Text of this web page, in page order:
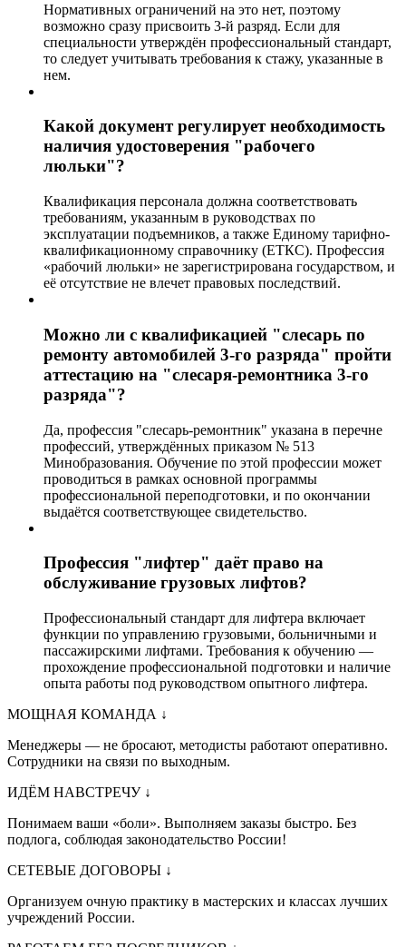
Нормативных ограничений на это нет, поэтому
возможно сразу присвоить 3-й разряд. Если для
специальности утверждён профессиональный стандарт,
то следует учитывать требования к стажу, указанные в
нем.
Какой документ регулирует необходимость
наличия удостоверения "рабочего
люльки"?
Квалификация персонала должна соответствовать
требованиям, указанным в руководствах по
эксплуатации подъемников, а также Единому тарифно-
квалификационному справочнику (ЕТКС). Профессия
«рабочий люльки» не зарегистрирована государством, и
её отсутствие не влечет правовых последствий.
Можно ли с квалификацией "слесарь по
ремонту автомобилей 3-го разряда" пройти
аттестацию на "слесаря-ремонтника 3-го
разряда"?
Да, профессия "слесарь-ремонтник" указана в перечне
профессий, утверждённых приказом № 513
Минобразования. Обучение по этой профессии может
проводиться в рамках основной программы
профессиональной переподготовки, и по окончании
выдаётся соответствующее свидетельство.
Профессия "лифтер" даёт право на
обслуживание грузовых лифтов?
Профессиональный стандарт для лифтера включает
функции по управлению грузовыми, больничными и
пассажирскими лифтами. Требования к обучению —
прохождение профессиональной подготовки и наличие
опыта работы под руководством опытного лифтера.
МОЩНАЯ КОМАНДА ↓
Менеджеры — не бросают, методисты работают оперативно.
Сотрудники на связи по выходным.
ИДЁМ НАВСТРЕЧУ ↓
Понимаем ваши «боли». Выполняем заказы быстро. Без
подлога, соблюдая законодательство России!
СЕТЕВЫЕ ДОГОВОРЫ ↓
Организуем очную практику в мастерских и классах лучших
учреждений России.